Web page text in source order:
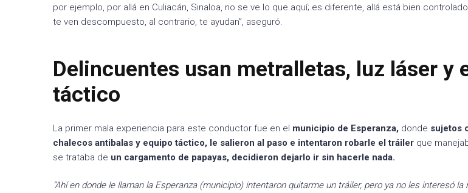
por ejemplo, por allá en Culiacán, Sinaloa, no se ve lo que aquí; es diferente, allá está bien
te ven descompuesto, al contrario, te ayudan”, aseguró.
Delincuentes usan metralletas, luz láser y
táctico
La primer mala experiencia para este conductor fue en el municipio de Esperanza, donde sujetos
chalecos antibalas y equipo táctico, le salieron al paso e intentaron robarle el tráiler que
se trataba de un cargamento de papayas, decidieron dejarlo ir sin hacerle nada.
“Ahí en donde le llaman la Esperanza (municipio) intentaron quitarme un tráiler, pero ya no les interesó